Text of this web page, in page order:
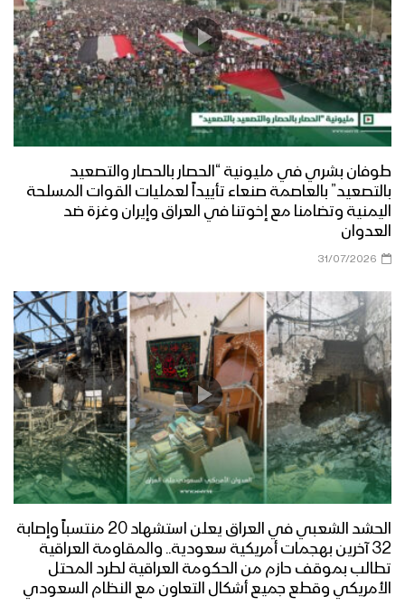
طوفان بشري في مليونية “الحصار بالحصار والتصعيد
بالتصعيد” بالعاصمة صنعاء تأييداً لعمليات القوات المسلحة
اليمنية وتضامنا مع إخوتنا في العراق وإيران وغزة ضد
العدوان
31/07/2026
الحشد الشعبي في العراق يعلن استشهاد 20 منتسباً وإصابة
32 آخرين بهجمات أمريكية سعودية.. والمقاومة العراقية
تطالب بموقف حازم من الحكومة العراقية لطرد المحتل
الأمريكي وقطع جميع أشكال التعاون مع النظام السعودي